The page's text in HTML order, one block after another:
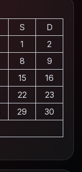
S
D
1
2
8
9
15
16
22
23
29
30